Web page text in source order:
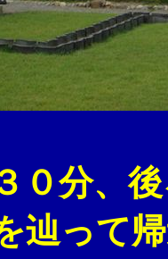
、後ろ
辿って